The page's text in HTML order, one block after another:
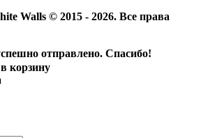
Walls © 2015 - 2026. Все права
отправлено. Спасибо!
корзину